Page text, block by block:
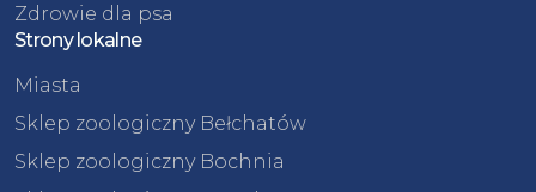
Zdrowie dla psa
Strony lokalne
Miasta
Sklep zoologiczny Bełchatów
Sklep zoologiczny Bochnia